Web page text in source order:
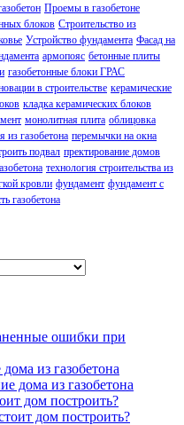
Проемы в газобетоне
блоков Строительство из
Устройство фундамента Фасад на
армопояс бетонные плиты
газобетонные блоки ГРАС
в строительстве керамические
кладка керамических блоков
монолитная плита облицовка
из газобетона перемычки на окна
подвал пректирование домов
технология строительства из
кровли фундамент фундамент с
газобетона
ошибки при
из газобетона
дома из газобетона
дом построить?
дом построить?